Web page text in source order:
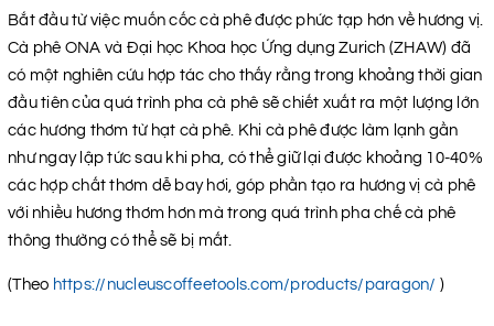
Bắt đầu từ việc muốn cốc cà phê được phức tạp hơn về hương vị.
Cà phê ONA và Đại học Khoa học Ứng dụng Zurich (ZHAW) đã
có một nghiên cứu hợp tác cho thấy rằng trong khoảng thời gian
đầu tiên của quá trình pha cà phê sẽ chiết xuất ra một lượng lớn
các hương thơm từ hạt cà phê. Khi cà phê được làm lạnh gần
như ngay lập tức sau khi pha, có thể giữ lại được khoảng 10-40%
các hợp chất thơm dễ bay hơi, góp phần tạo ra hương vị cà phê
với nhiều hương thơm hơn mà trong quá trình pha chế cà phê
thông thường có thể sẽ bị mất.
(Theo https://nucleuscoffeetools.com/products/paragon/ )